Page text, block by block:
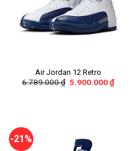
Air Jordan 12 Retro
6.789.000₫ 5.900.000₫
-21%